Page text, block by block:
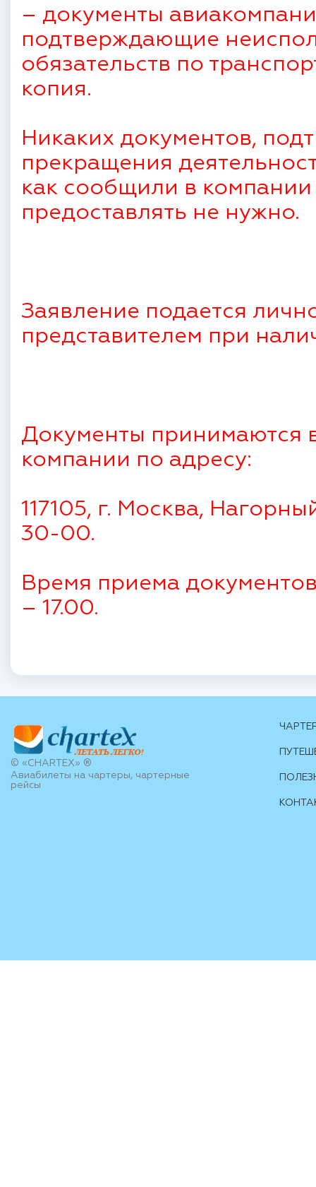
– документы
подтверждающие
обязательств по
копия.
Никаких документов,
прекращения
как сообщили в
предоставлять не нужно.
Заявление подается
представителем при
Документы принимаются
компании по адресу:
117105, г. Москва,
30-00.
Время приема
– 17.00.
© «CHARTEX» ®
Авиабилеты на чартеры, чартерные
рейсы